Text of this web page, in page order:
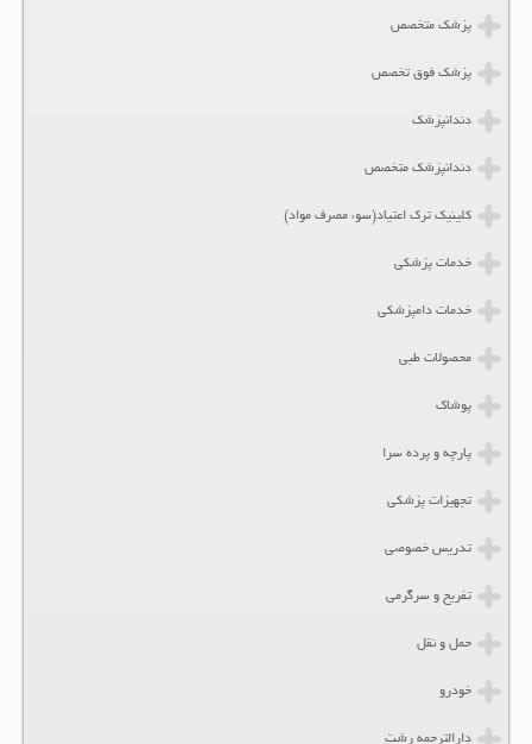
پزشک متخصص
پزشک فوق تخصص
دندانپزشک
دندانپزشک متخصص
کلینیک ترک اعتیاد(سوء مصرف مواد)
خدمات پزشکی
خدمات دامپزشکی
محصولات طبی
پوشاک
پارچه و پرده سرا
تجهیزات پزشکی
تدریس خصوصی
تفریح و سرگرمی
حمل و نقل
خودرو
دارالترجمه رشت